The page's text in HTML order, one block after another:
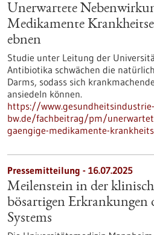
Unerwartete
Medikamente
ebnen
Studie unter Leitung der
Antibiotika schwächen die
Darms, sodass sich
ansiedeln können.
https://www.gesundheitsindustrie-
bw.de/fachbeitrag/pm/
gaengige-medikamente-
Pressemitteilung - 16.07.2025
Meilenstein in der
bösartigen Erkrankungen
Systems